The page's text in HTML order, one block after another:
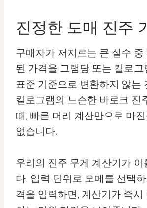
진정한 도매 진주
구매자가 저지르는 큰 실수 중
된 가격을 그램당 또는 킬로그
표준 기준으로 변환하지 않는
킬로그램의 느슨한 바로크 진
때, 빠른 머리 계산만으로 마
없습니다.
우리의 진주 무게 계산기가 이
다. 입력 단위로 모메를 선택
격을 입력하면, 계산기가 즉시